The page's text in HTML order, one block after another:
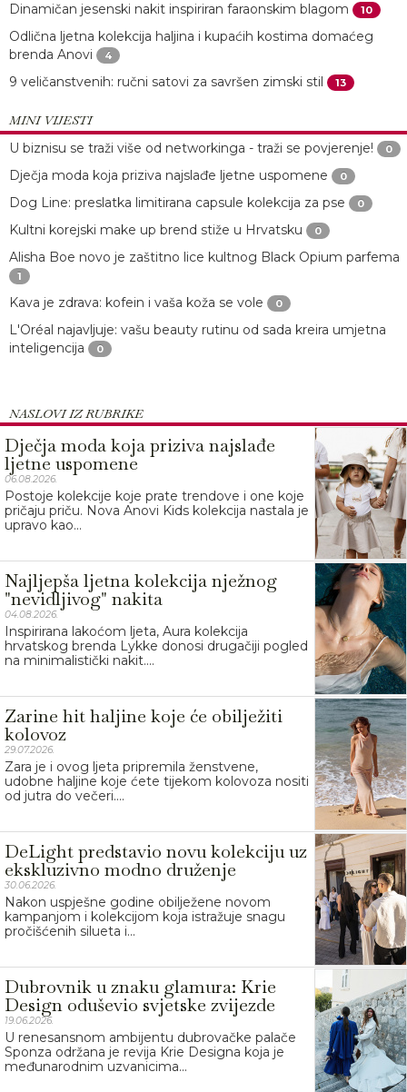
Dinamičan jesenski nakit inspiriran faraonskim blagom 10
Odlična ljetna kolekcija haljina i kupaćih kostima domaćeg
brenda Anovi
4
9 veličanstvenih: ručni satovi za savršen zimski stil 13
MINI VIJESTI
U biznisu se traži više od networkinga - traži se povjerenje!
0
Dječja moda koja priziva najslađe ljetne uspomene 0
Dog Line: preslatka limitirana capsule kolekcija za pse 0
Kultni korejski make up brend stiže u Hrvatsku 0
Alisha Boe novo je zaštitno lice kultnog Black Opium parfema
1
Kava je zdrava: kofein i vaša koža se vole 0
L'Oréal najavljuje: vašu beauty rutinu od sada kreira umjetna
inteligencija
0
NASLOVI IZ RUBRIKE
Dječja moda koja priziva najslađe
ljetne uspomene
06.08.2026.
Postoje kolekcije koje prate trendove i one koje
pričaju priču. Nova Anovi Kids kolekcija nastala je
upravo kao...
Najljepša ljetna kolekcija nježnog
"nevidljivog" nakita
04.08.2026.
Inspirirana lakoćom ljeta, Aura kolekcija
hrvatskog brenda Lykke donosi drugačiji pogled
na minimalistički nakit....
Zarine hit haljine koje će obilježiti
kolovoz
29.07.2026.
Zara je i ovog ljeta pripremila ženstvene,
udobne haljine koje ćete tijekom kolovoza nositi
od jutra do večeri....
DeLight predstavio novu kolekciju uz
ekskluzivno modno druženje
30.06.2026.
Nakon uspješne godine obilježene novom
kampanjom i kolekcijom koja istražuje snagu
pročišćenih silueta i...
Dubrovnik u znaku glamura: Krie
Design oduševio svjetske zvijezde
19.06.2026.
U renesansnom ambijentu dubrovačke palače
Sponza održana je revija Krie Designa koja je
međunarodnim uzvanicima...